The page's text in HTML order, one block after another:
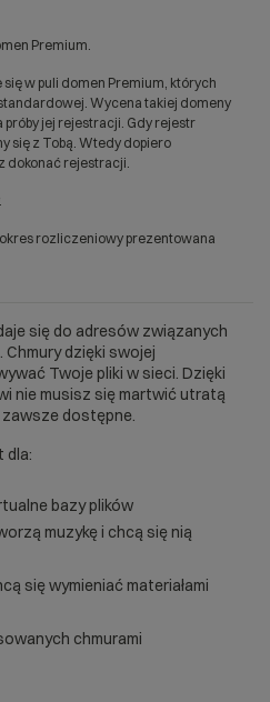
Premium.
w puli domen Premium, których
Wycena takiej domeny
jej rejestracji. Gdy rejestr
się z Tobą. Wtedy dopiero
dokonać rejestracji.
rozliczeniowy prezentowana
się do adresów związanych
Chmury dzięki swojej
Twoje pliki w sieci. Dzięki
nie musisz się martwić utratą
dostępne.
dla:
bazy plików
muzykę i chcą się nią
się wymieniać materiałami
chmurami